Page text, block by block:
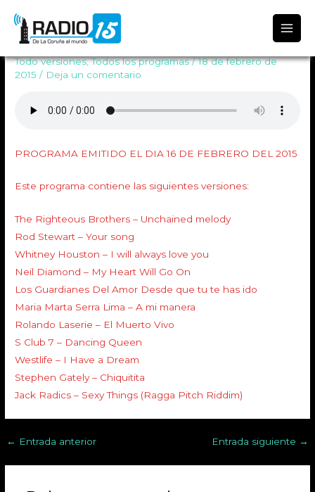
Programa Todo Versiones 554
Todo versiones,Todos los programas/18 de febrero de
2015/ Deja un comentario
PROGRAMA EMITIDO EL DIA 16 DE FEBRERO DEL 2015
Este programa contiene las siguientes versiones:
The Righteous Brothers – Unchained melody
Rod Stewart – Your song
Whitney Houston – I will always love you
Neil Diamond – My Heart Will Go On
Los Guardianes Del Amor Desde que tu te has ido
Maria Marta Serra Lima – A mi manera
Rolando Laserie – El Muerto Vivo
S Club 7 – Dancing Queen
Westlife – I Have a Dream
Stephen Gately – Chiquitita
Jack Radics – Sexy Things (Ragga Pitch Riddim)
← Entrada anterior Entrada siguiente →